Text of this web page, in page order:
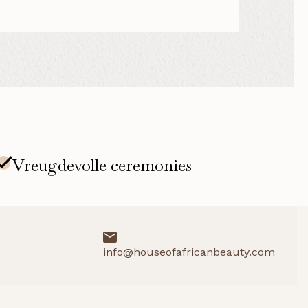
info@houseofafricanbeauty.com